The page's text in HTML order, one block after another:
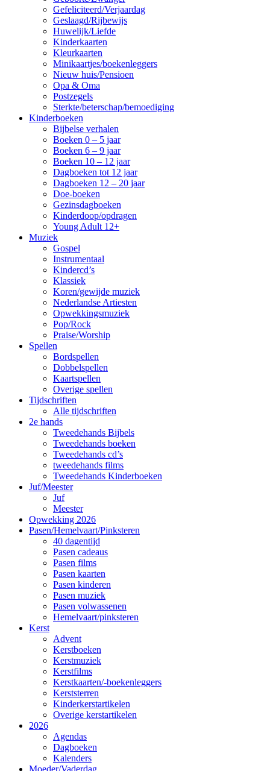
Gefeliciteerd/Verjaardag
Geslaagd/Rijbewijs
Huwelijk/Liefde
Kinderkaarten
Kleurkaarten
Minikaartjes/boekenleggers
Nieuw huis/Pensioen
Opa & Oma
Postzegels
Sterkte/beterschap/bemoediging
Kinderboeken
Bijbelse verhalen
Boeken 0 – 5 jaar
Boeken 6 – 9 jaar
Boeken 10 – 12 jaar
Dagboeken tot 12 jaar
Dagboeken 12 – 20 jaar
Doe-boeken
Gezinsdagboeken
Kinderdoop/opdragen
Young Adult 12+
Muziek
Gospel
Instrumentaal
Kindercd’s
Klassiek
Koren/gewijde muziek
Nederlandse Artiesten
Opwekkingsmuziek
Pop/Rock
Praise/Worship
Spellen
Bordspellen
Dobbelspellen
Kaartspellen
Overige spellen
Tijdschriften
Alle tijdschriften
2e hands
Tweedehands Bijbels
Tweedehands boeken
Tweedehands cd’s
tweedehands films
Tweedehands Kinderboeken
Juf/Meester
Juf
Meester
Opwekking 2026
Pasen/Hemelvaart/Pinksteren
40 dagentijd
Pasen cadeaus
Pasen films
Pasen kaarten
Pasen kinderen
Pasen muziek
Pasen volwassenen
Hemelvaart/pinksteren
Kerst
Advent
Kerstboeken
Kerstmuziek
Kerstfilms
Kerstkaarten/-boekenleggers
Kerststerren
Kinderkerstartikelen
Overige kerstartikelen
2026
Agendas
Dagboeken
Kalenders
Moeder/Vaderdag